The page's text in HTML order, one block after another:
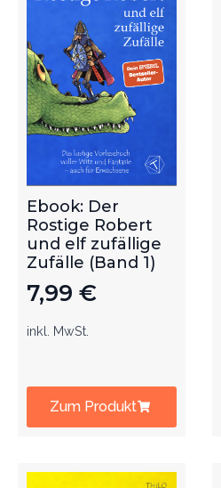
Ebook: Der
Rostige Robert
und elf zufällige
Zufälle (Band 1)
7,99 €
inkl. MwSt.
Zum Produkt